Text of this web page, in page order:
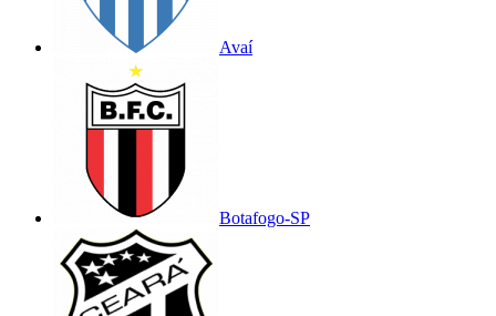
Avaí
Botafogo-SP